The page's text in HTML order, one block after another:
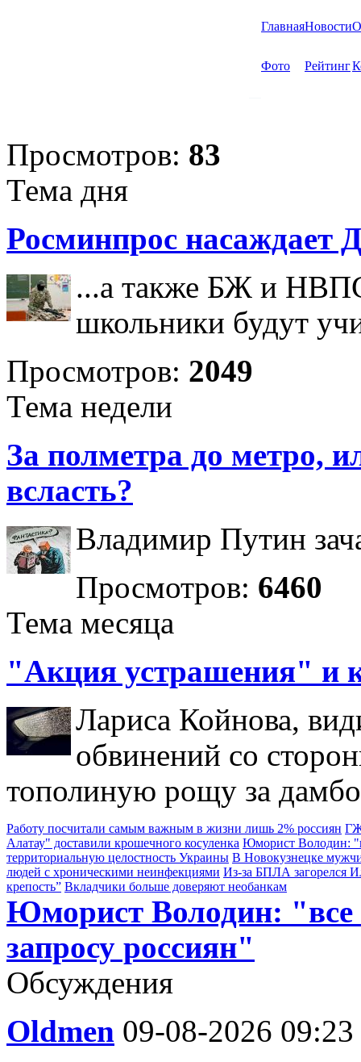
ГлавнаяНовости
Фото Рейтинг
Просмотров: 83
Тема дня
Росминпрос насаждает
...а также БЖ и НВПС
школьники будут
Просмотров: 2049
Тема недели
За полметра до метро,
всласть?
Владимир Путин
Просмотров: 6460
Тема месяца
"Акция устрашения" и
Лариса Койнова,
обвинений со
тополиную рощу за
Работу посчитали самым важным в жизни лишь 2% россиян
Алатау" доставили крошечного косуленка Юморист Володин:
территориальную целостность Украины В Новокузнецке
людей с хроническими неинфекциями Из-за БПЛА загорелся
крепость” Вкладчики больше доверяют необанкам
Юморист Володин: "все
запросу россиян"
Обсуждения
Oldmen 09-08-2026 09:23